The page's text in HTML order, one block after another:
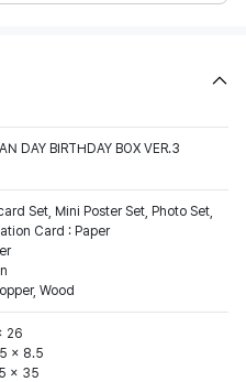
DAY BIRTHDAY BOX VER.3
Set, Mini Poster Set, Photo Set,
Card : Paper
Wood
26
x 8.5
x 35